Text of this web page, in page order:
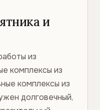
и
из
комплексы из
комплексы из
долговечный,